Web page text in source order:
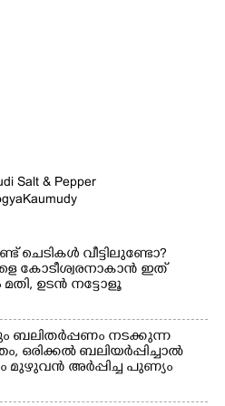
ചെടികൾ വീട്ടിലുണ്ടോ?​
കോടീശ്വരനാകാൻ ഇത്
മതി,​ ഉടൻ നട്ടോളൂ
ബലിതർപ്പണം നടക്കുന്ന
ഒരിക്കൽ ബലിയർപ്പിച്ചാൽ
മുഴുവൻ അർപ്പിച്ച പുണ്യം